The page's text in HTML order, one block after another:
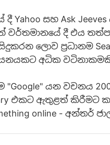
Yahoo සහ Ask
දී එය
ලොව ප්‍රධානම
අධික
යන වචනය
එකට ඇතුළත්
online -